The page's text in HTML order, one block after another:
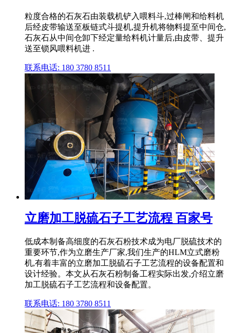
粒度合格的石灰石由装载机铲入喂料斗,过棒闸和给料机
后经皮带输送至板链式斗提机,提升机将物料提至中间仓,
石灰石从中间仓卸下经定量给料机计量后,由皮带、提升
送至锁风喂料机进 .
联系电话: 180 3780 8511
立磨加工脱硫石子工艺流程 百家号
低成本制备高细度的石灰石粉技术成为电厂脱硫技术的
重要环节,作为立磨生产厂家,我们生产的HLM立式磨粉
机,有着丰富的立磨加工脱硫石子工艺流程的设备配置和
设计经验。本文从石灰石粉制备工程实际出发,介绍立磨
加工脱硫石子工艺流程和设备配置。
联系电话: 180 3780 8511